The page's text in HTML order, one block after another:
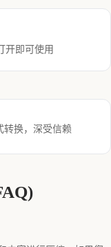
开即可使用
转换，深受信赖